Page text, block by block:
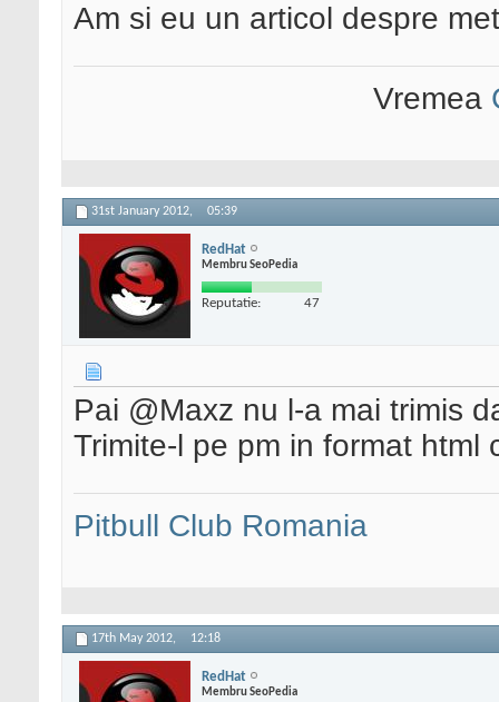
Am si eu un articol despre
Vremea
31st January 2012, 05:39
RedHat
Membru SeoPedia
Reputatie: 47
Pai @Maxz nu l-a mai trimis
Trimite-l pe pm in format html
Pitbull Club Romania
17th May 2012, 12:18
RedHat
Membru SeoPedia